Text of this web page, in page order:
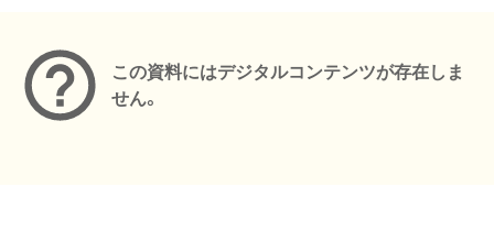
この資料にはデジタルコンテンツが存在しま
せん。